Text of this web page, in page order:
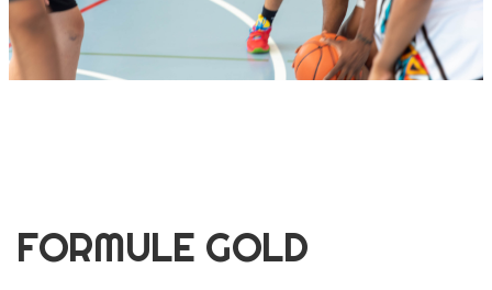
FORMULE GOLD